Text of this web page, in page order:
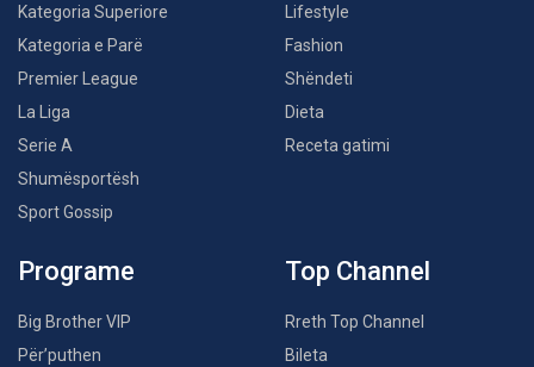
Kategoria Superiore
Kategoria e Parë
Premier League
La Liga
Serie A
Shumësportësh
Sport Gossip
Lifestyle
Fashion
Shëndeti
Dieta
Receta gatimi
Programe
Big Brother VIP
Për’puthen
Top Channel
Rreth Top Channel
Bileta